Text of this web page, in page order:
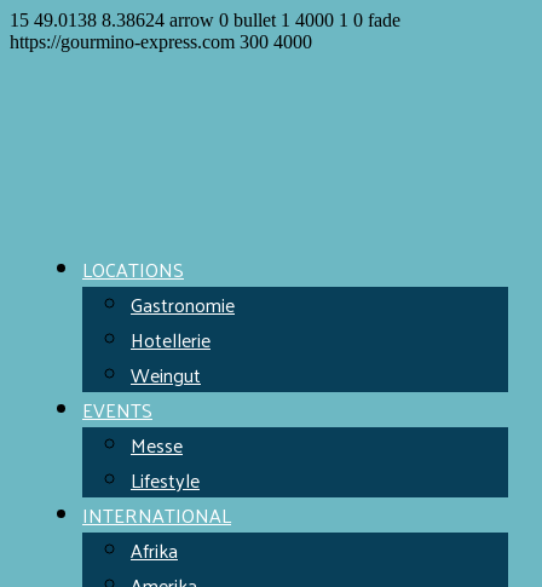
15 49.0138 8.38624 arrow 0 bullet 1 4000 1 0 fade
https://gourmino-express.com 300 4000
LOCATIONS
Gastronomie
Hotellerie
Weingut
EVENTS
Messe
Lifestyle
INTERNATIONAL
Afrika